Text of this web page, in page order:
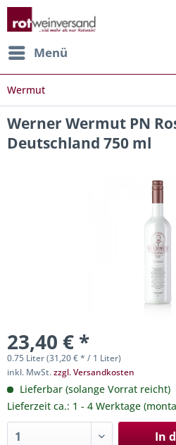
Menü
Wermut
Werner Wermut PN
Deutschland 750 ml
23,40 € *
0.75 Liter (31,20 € * / 1 Liter)
inkl. MwSt.zzgl. Versandkosten
Lieferbar (solange Vorrat reicht)
Lieferzeit ca.: 1 - 4 Werktage
In